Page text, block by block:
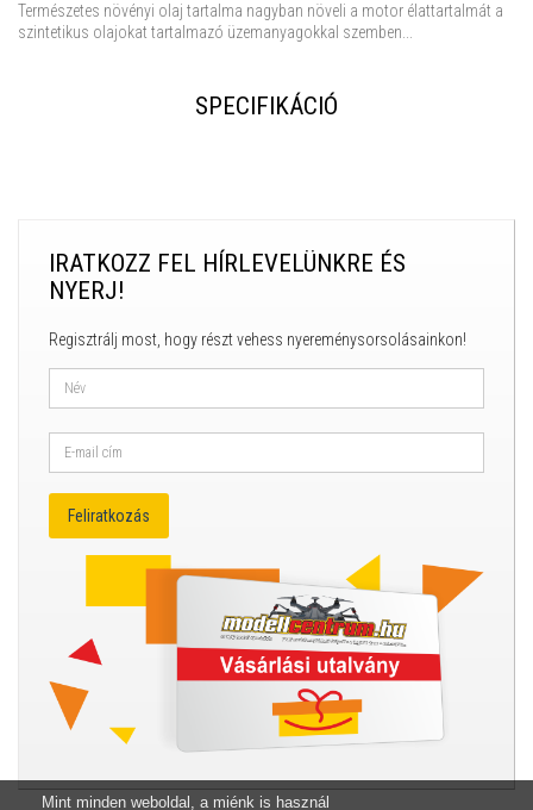
Mint minden weboldal, a miénk is használ
Természetes növényi olaj tartalma nagyban növeli a motor élattartalmát a
szintetikus olajokat tartalmazó üzemanyagokkal szemben...
SPECIFIKÁCIÓ
IRATKOZZ FEL HÍRLEVELÜNKRE ÉS
NYERJ!
Regisztrálj most, hogy részt vehess nyereménysorsolásainkon!